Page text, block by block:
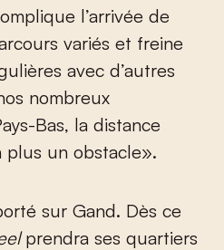
l’arrivée de
variés et freine
avec d’autres
nombreux
Bas, la distance
un obstacle».
sur Gand. Dès ce
prendra ses quartiers